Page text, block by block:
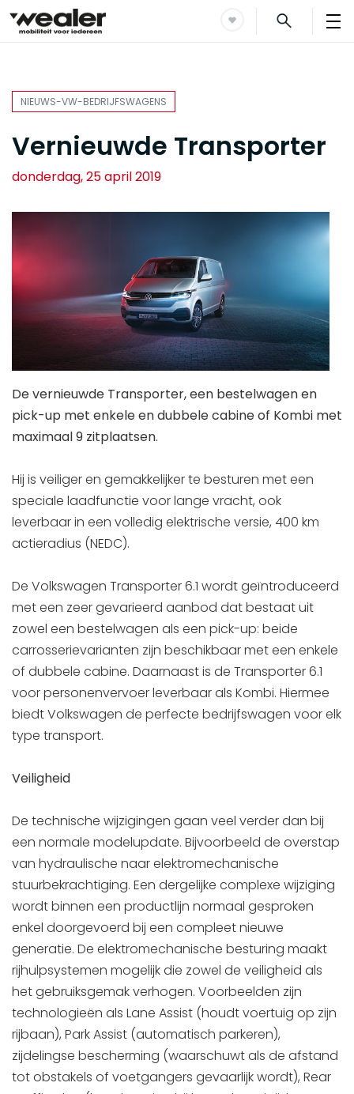
NIEUWS-VW-BEDRIJFSWAGENS
Vernieuwde Transporter
donderdag, 25 april 2019
De vernieuwde Transporter, een bestelwagen en
pick-up met enkele en dubbele cabine of Kombi met
maximaal 9 zitplaatsen.
Hij is veiliger en gemakkelijker te besturen met een
speciale laadfunctie voor lange vracht, ook
leverbaar in een volledig elektrische versie, 400 km
actieradius (NEDC).
De Volkswagen Transporter 6.1 wordt geïntroduceerd
met een zeer gevarieerd aanbod dat bestaat uit
zowel een bestelwagen als een pick-up: beide
carrosserievarianten zijn beschikbaar met een enkele
of dubbele cabine. Daarnaast is de Transporter 6.1
voor personenvervoer leverbaar als Kombi. Hiermee
biedt Volkswagen de perfecte bedrijfswagen voor elk
type transport.
Veiligheid
De technische wijzigingen gaan veel verder dan bij
een normale modelupdate. Bijvoorbeeld de overstap
van hydraulische naar elektromechanische
stuurbekrachtiging. Een dergelijke complexe wijziging
wordt binnen een productlijn normaal gesproken
enkel doorgevoerd bij een compleet nieuwe
generatie. De elektromechanische besturing maakt
rijhulpsystemen mogelijk die zowel de veiligheid als
het gebruiksgemak verhogen. Voorbeelden zijn
technologieën als Lane Assist (houdt voertuig op zijn
rijbaan), Park Assist (automatisch parkeren),
zijdelingse bescherming (waarschuwt als de afstand
tot obstakels of voetgangers gevaarlijk wordt), Rear